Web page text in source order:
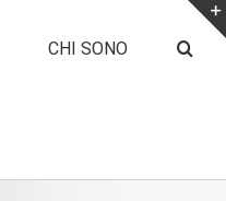
CHI SONO